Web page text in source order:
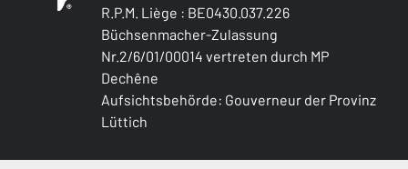
R.P.M. Liège : BE0430.037.226
Büchsenmacher-Zulassung
Nr.2/6/01/00014 vertreten durch MP
Dechêne
Aufsichtsbehörde: Gouverneur der Provinz
Lüttich